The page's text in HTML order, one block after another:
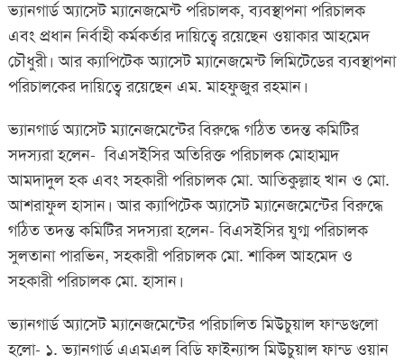
ভ্যানগার্ড অ্যাসেট ম্যানেজমেন্ট পরিচালক, ব্যবস্থাপনা পরিচালক
এবং প্রধান নির্বাহী কর্মকর্তার দায়িত্বে রয়েছেন ওয়াকার আহমেদ
চৌধুরী। আর ক্যাপিটেক অ্যাসেট ম্যানেজমেন্ট লিমিটেডের ব্যবস্থাপনা
পরিচালকের দায়িত্বে রয়েছেন এম. মাহফুজুর রহমান।
ভ্যানগার্ড অ্যাসেট ম্যানেজমেন্টের বিরুদ্ধে গঠিত তদন্ত কমিটির
সদস্যরা হলেন- বিএসইসির অতিরিক্ত পরিচালক মোহাম্মদ
আমদাদুল হক এবং সহকারী পরিচালক মো. আতিকুল্লাহ খান ও মো.
আশরাফুল হাসান। আর ক্যাপিটেক অ্যাসেট ম্যানেজমেন্টের বিরুদ্ধে
গঠিত তদন্ত কমিটির সদস্যরা হলেন- বিএসইসির যুগ্ম পরিচালক
সুলতানা পারভিন, সহকারী পরিচালক মো. শাকিল আহমেদ ও
সহকারী পরিচালক মো. হাসান।
ভ্যানগার্ড অ্যাসেট ম্যানেজমেন্টের পরিচালিত মিউচুয়াল ফান্ডগুলো
হলো- ১. ভ্যানগার্ড এএমএল বিডি ফাইন্যান্স মিউচুয়াল ফান্ড ওয়ান